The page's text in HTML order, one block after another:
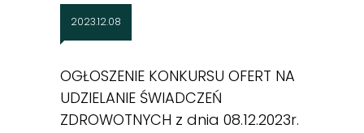
2023.12.08
OGŁOSZENIE KONKURSU OFERT NA
UDZIELANIE ŚWIADCZEŃ
ZDROWOTNYCH z dnia 08.12.2023r.